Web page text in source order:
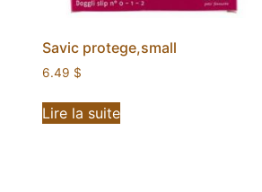
Savic protege,small
6.49 $
Lire la suite